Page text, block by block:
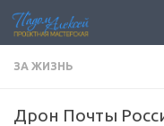
Перейти к
ЗА ЖИЗНЬ
Дрон Почты